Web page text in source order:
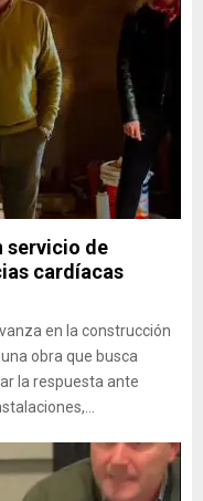
servicio de
cardíacas
en la construcción
obra que busca
la respuesta ante